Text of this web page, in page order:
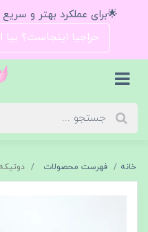
🌟برای عملکرد بهتر و
حراجیا اینجاست؟ بیا
خانه فهرست محصولات دوتیکه